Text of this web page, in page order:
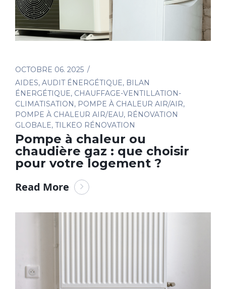
OCTOBRE 06. 2025
AIDES, AUDIT ÉNERGÉTIQUE, BILAN
ÉNERGÉTIQUE, CHAUFFAGE-VENTILLATION-
CLIMATISATION, POMPE À CHALEUR AIR/AIR,
POMPE À CHALEUR AIR/EAU, RÉNOVATION
GLOBALE, TILKEO RÉNOVATION
Pompe à chaleur ou
chaudière gaz : que choisir
pour votre logement ?
Read More